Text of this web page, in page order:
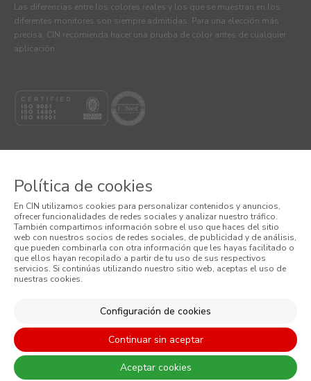
Las diferencias entre los colores reales y los que se muestran en los
diferentes monitores son siempre admitidas. Para una elección más
precisa, CIN recomienda hacer una prueba de color antes de cualquier
aplicación.
Términos y Condiciones
Política de Privacidad
Política de Cookies
Condiciones generales de venta
Política de cookies
En CIN utilizamos cookies para personalizar contenidos y anuncios,
ofrecer funcionalidades de redes sociales y analizar nuestro tráfico.
También compartimos información sobre el uso que haces del sitio
web con nuestros socios de redes sociales, de publicidad y de análisis,
que pueden combinarla con otra información que les hayas facilitado o
que ellos hayan recopilado a partir de tu uso de sus respectivos
servicios. Si continúas utilizando nuestro sitio web, aceptas el uso de
nuestras cookies.
Configuración de cookies
Continuar sin aceptar
Aceptar cookies